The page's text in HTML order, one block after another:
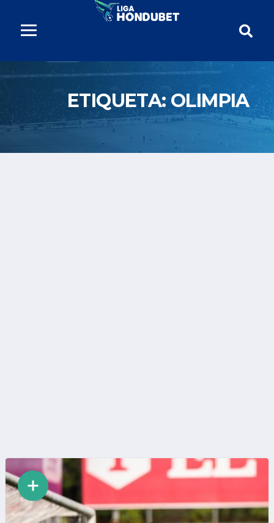
ETIQUETA:OLIMPIA